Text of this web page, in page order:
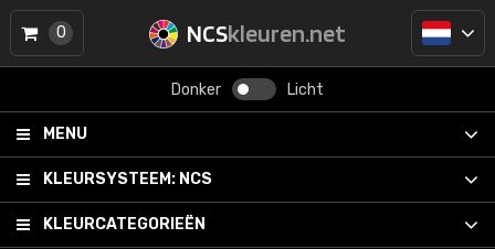
NCSkleuren.net
Donker Licht
MENU
KLEURSYSTEEM: NCS
KLEURCATEGORIEËN
0